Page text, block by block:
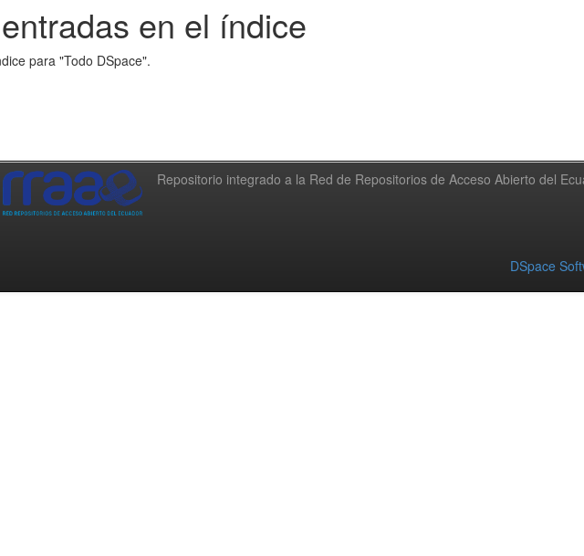
en el índice
para "Todo DSpace".
Repositorio integrado a la Red de Repositorios de Acceso Abierto del
DSpace